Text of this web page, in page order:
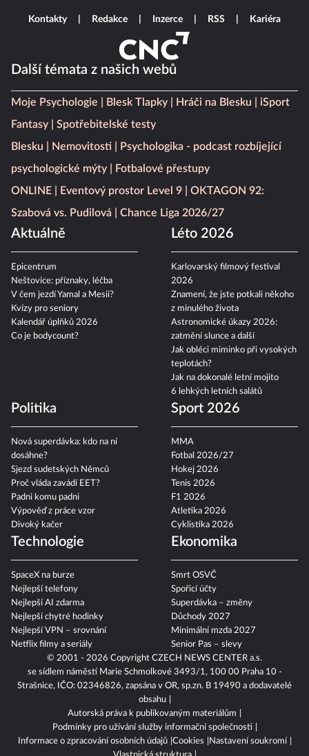
Další témata z našich webů
Moje Psychologie Blesk Tlapky Hráči na Blesku
iSport
Fantasy
Spotřebitelské testy
Blesku
Nemovitosti
Psychologika - podcast rozbíjející
psychologické mýty
Fotbalové přestupy
ONLINE
Eventový prostor Level 9
OKTAGON 92:
Szabová vs. Pudilová
Chance Liga 2026/27
Aktuálně
Epicentrum
Neštovice: příznaky, léčba
V čem jezdí Yamal a Mesii?
Kvízy pro seniory
Kalendář úplňků 2026
Co je bodycount?
Léto 2026
Karlovarský filmový festival
2026
Znamení, že jste potkali někoho
z minulého života
Astronomické úkazy 2026:
zatmění slunce a další
Jak obléci miminko při vysokých
teplotách?
Jak na dokonalé letní mojito
6 lehkých letních salátů
Politika
Nová superdávka: kdo na ní
dosáhne?
Sjezd sudetských Němců
Proč vláda zavádí EET?
Padni komu padni
Výpověď z práce vzor
Divoký kačer
Sport 2026
MMA
Fotbal 2026/27
Hokej 2026
Tenis 2026
F1 2026
Atletika 2026
Cyklistika 2026
Technologie
SpaceX na burze
Nejlepší telefony
Nejlepší AI zdarma
Nejlepší chytré hodinky
Nejlepší VPN – srovnání
Netflix filmy a seriály
Ekonomika
Smrt OSVČ
Spořicí účty
Superdávka – změny
Důchody 2027
Minimální mzda 2027
Senior Pas – slevy
Kontakty Redakce Inzerce RSS Kariéra
© 2001 - 2026 Copyright CZECH NEWS CENTER a.s.
se sídlem náměstí Marie Schmolkové 3493/1, 100 00 Praha 10 -
Strašnice, IČO: 02346826, zapsána v OR, sp.zn. B 19490 a dodavatelé
obsahu
Autorská práva k publikovaným materiálům
Podmínky pro užívání služby informační společnosti
Informace o zpracování osobních údajů Cookies
Nastavení soukromí